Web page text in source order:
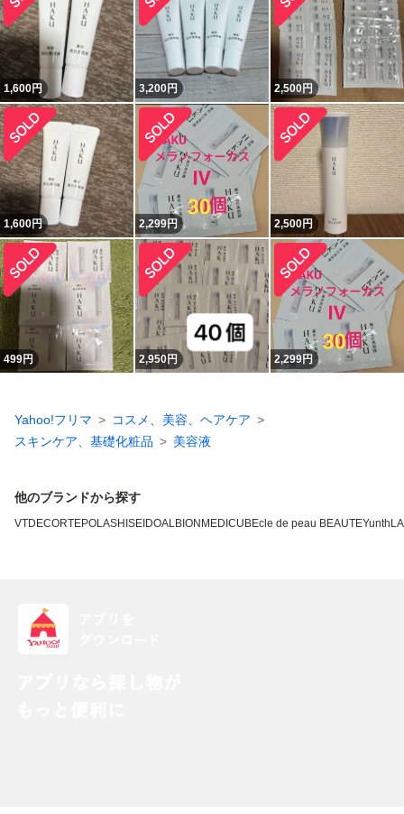
1,600円 3,200円 2,500円
1,600円 2,299円 2,500円
499円 2,950円 2,299円
Yahoo!フリマ
コスメ、美容、ヘアケア
スキンケア、基礎化粧品
美容液
他のブランドから探す
VTDECORTEPOLASHISEIDOALBION MEDICUBEcle de peau BEAUTEYunth